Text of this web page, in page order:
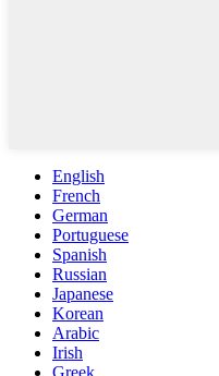
English
French
German
Portuguese
Spanish
Russian
Japanese
Korean
Arabic
Irish